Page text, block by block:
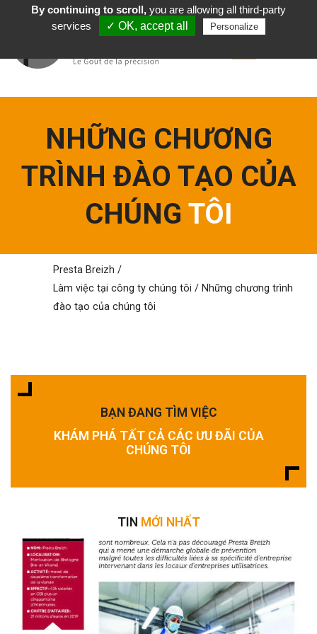
Tiếng Việt
NHỮNG CHƯƠNG
TRÌNH ĐÀO TẠO CỦA
CHÚNG TÔI
Presta Breizh /
Làm việc tại công ty chúng tôi / Những chương trình
đào tạo của chúng tôi
BẠN ĐANG TÌM VIỆC
KHÁM PHÁ TẤT CẢ CÁC ƯU ĐÃI CỦA
CHÚNG TÔI
TIN MỚI NHẤT
By continuing to scroll,you are allowing all third-party
services
✓ OK, accept all Personalize